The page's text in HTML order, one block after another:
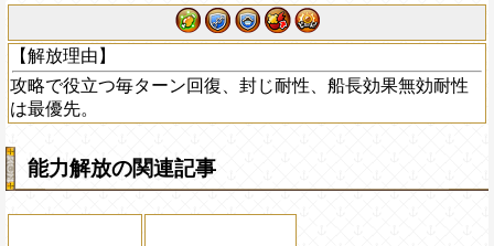
【解放理由】
攻略で役立つ毎ターン回復、封じ耐性、船長効果無効耐性
は最優先。
能力解放の関連記事